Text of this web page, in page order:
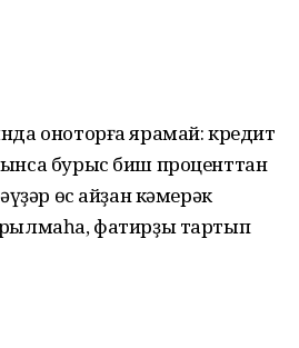
оноторға ярамай: кредит
бурыс биш проценттан
өс айҙан кәмерәк
фатирҙы тартып